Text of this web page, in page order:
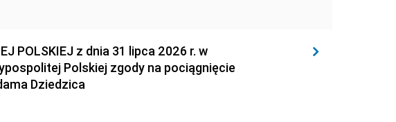
POLSKIEJ z dnia 31 lipca 2026 r. w
Polskiej zgody na pociągnięcie
Dziedzica